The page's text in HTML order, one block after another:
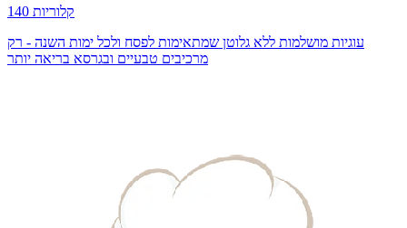
140 קלוריות
עוגיות מושלמות ללא גלוטן שמתאימות לפסח ולכל ימות השנה - רק
מרכיבים טבעיים ובגרסא בריאה יותר